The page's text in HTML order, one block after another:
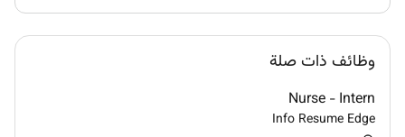
وظائف ذات صلة
Nurse - Intern
Info Resume Edge